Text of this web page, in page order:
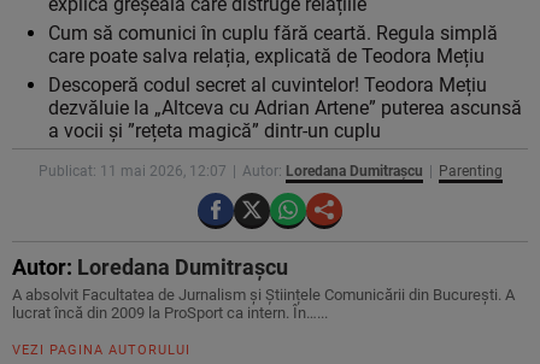
Cum să comunici în cuplu fără ceartă. Regula simplă
care poate salva relația, explicată de Teodora Mețiu
Descoperă codul secret al cuvintelor! Teodora Mețiu
dezvăluie la „Altceva cu Adrian Artene” puterea ascunsă
a vocii și ”rețeta magică” dintr-un cuplu
Publicat: 11 mai 2026, 12:07 Autor: Loredana Dumitrașcu Parenting
Autor: Loredana Dumitrașcu
A absolvit Facultatea de Jurnalism și Științele Comunicării din București. A
lucrat încă din 2009 la ProSport ca intern. În…...
VEZI PAGINA AUTORULUI